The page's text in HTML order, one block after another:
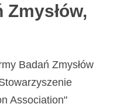
Badań Zmysłów
Association"